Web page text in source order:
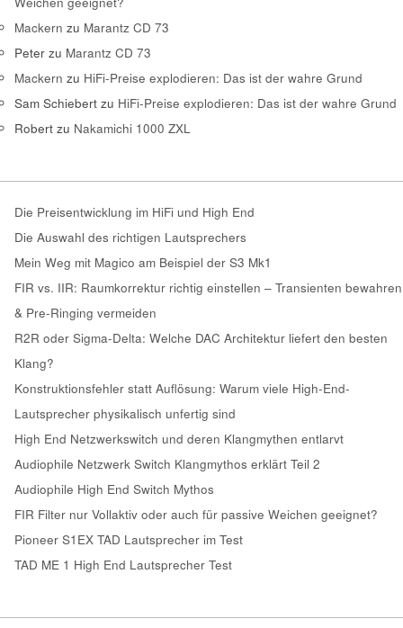
Mackern zu Marantz CD 73
Peter zu Marantz CD 73
Mackern zu HiFi-Preise explodieren: Das ist der wahre Grund
Sam Schiebert zu HiFi-Preise explodieren: Das ist der wahre Grund
Robert zu Nakamichi 1000 ZXL
Die Preisentwicklung im HiFi und High End
Die Auswahl des richtigen Lautsprechers
Mein Weg mit Magico am Beispiel der S3 Mk1
FIR vs. IIR: Raumkorrektur richtig einstellen – Transienten bewahren
& Pre-Ringing vermeiden
R2R oder Sigma-Delta: Welche DAC Architektur liefert den besten
Klang?
Konstruktionsfehler statt Auflösung: Warum viele High-End-
Lautsprecher physikalisch unfertig sind
High End Netzwerkswitch und deren Klangmythen entlarvt
Audiophile Netzwerk Switch Klangmythos erklärt Teil 2
Audiophile High End Switch Mythos
FIR Filter nur Vollaktiv oder auch für passive Weichen geeignet?
Pioneer S1EX TAD Lautsprecher im Test
TAD ME 1 High End Lautsprecher Test